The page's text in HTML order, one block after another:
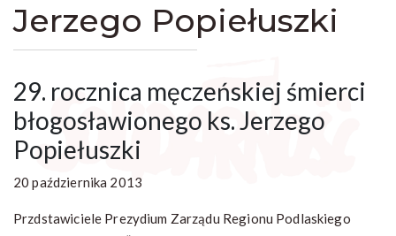
Jerzego Popiełuszki
29. rocznica męczeńskiej śmierci
błogosławionego ks. Jerzego
Popiełuszki
20 października 2013
Przdstawiciele Prezydium Zarządu Regionu Podlaskiego